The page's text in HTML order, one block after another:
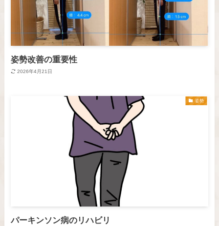
姿勢改善の重要性
2026年4月21日
姿勢
パーキンソン病のリハビリ